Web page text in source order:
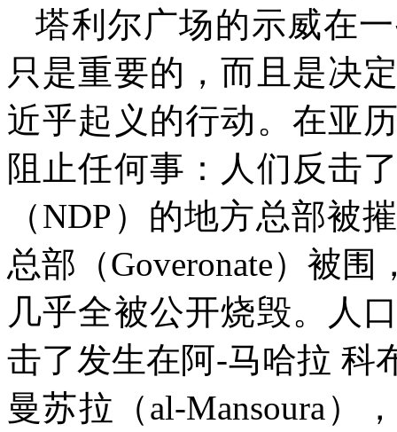
塔利尔广场的示威在
只是重要的，而且是决
近乎起义的行动。在亚
阻止任何事：人们反击
（NDP ）的地方总部被
总部（Goveronate）被围
几乎全被公开烧毁。人
击了发生在阿-马哈拉 科
曼苏拉（al-Mansoura ）